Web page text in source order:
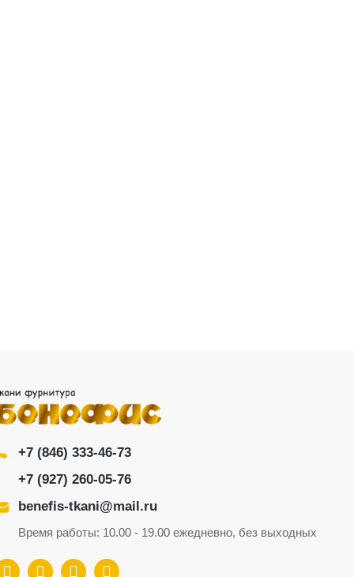
+7 (846) 333-46-73
+7 (927) 260-05-76
benefis-tkani@mail.ru
Время работы: 10.00 - 19.00 ежедневно, без выходных